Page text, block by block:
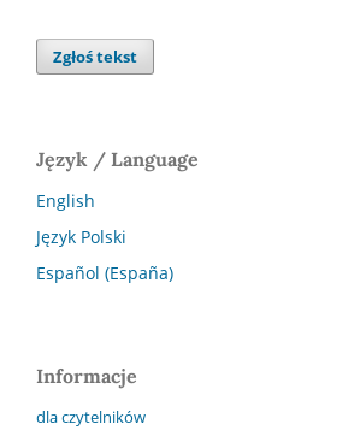
Zgłoś tekst
Język / Language
English
Język Polski
Español (España)
Informacje
dla czytelników